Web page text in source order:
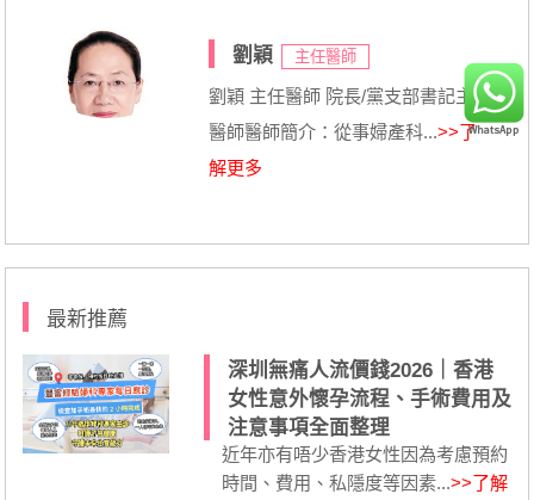
劉穎 主任醫師
劉穎 主任醫師 院長/黨支部書記主任
醫師醫師簡介：從事婦產科...>>了
解更多
最新推薦
深圳無痛人流價錢2026｜香港
女性意外懷孕流程、手術費用及
注意事項全面整理
近年亦有唔少香港女性因為考慮預約
時間、費用、私隱度等因素...>>了解